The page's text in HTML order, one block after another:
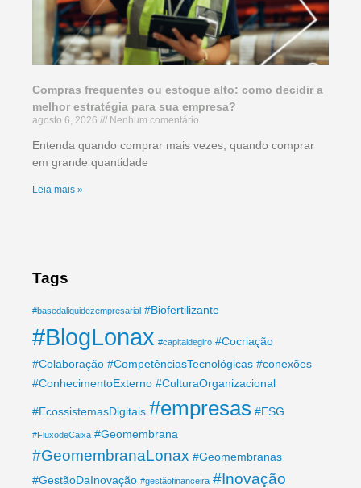
Compras frequentes ou estoque alto: como decidir a
melhor estratégia para sua empresa?
agosto 6, 2026 Nenhum comentário
Entenda quando comprar mais vezes, quando comprar
em grande quantidade
Leia mais »
Tags
#basedaliquidezempresarial #Biofertilizante
#BlogLonax #capitaldegiro #Cocriação
#Colaboração #CompetênciasTecnológicas #conexões
#ConhecimentoExterno #CulturaOrganizacional
#EcossistemasDigitais #empresas #ESG
#FluxodeCaixa #Geomembrana
#GeomembranaLonax #Geomembranas
#GestãoDaInovação #gestãofinanceira #Inovação